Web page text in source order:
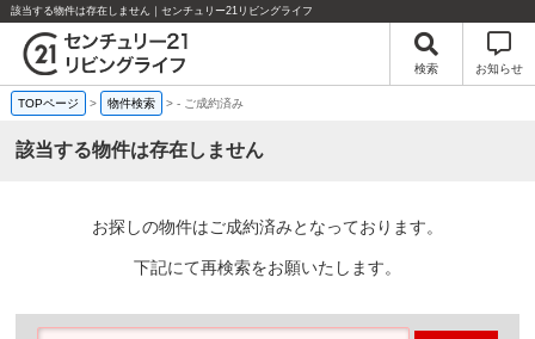
該当する物件は存在しません｜センチュリー21リビングライフ
検索 お知らせ
TOPページ > 物件検索 >- ご成約済み
該当する物件は存在しません
お探しの物件はご成約済みとなっております。
下記にて再検索をお願いたします。